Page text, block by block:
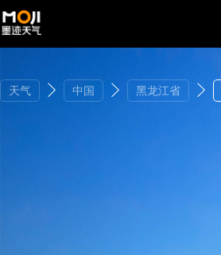
天气 中国 黑龙江省